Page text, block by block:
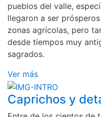
pueblos del valle,
llegaron a ser
zonas agrícolas, pero
desde tiempos muy
sagrados.
Ver más
Caprichos y